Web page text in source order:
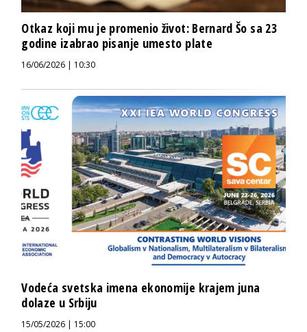
Otkaz koji mu je promenio život: Bernard Šo sa 23
godine izabrao pisanje umesto plate
16/06/2026 | 10:30
Vodeća svetska imena ekonomije krajem juna
dolaze u Srbiju
15/05/2026 | 15:00